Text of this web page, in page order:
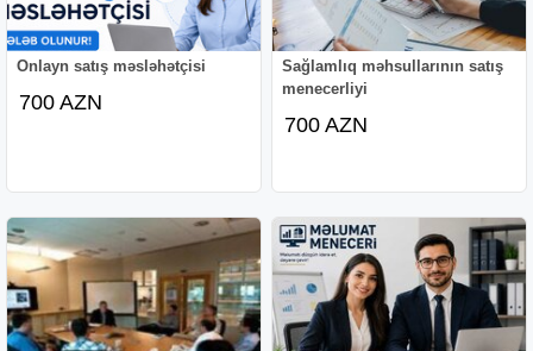
Onlayn satış məsləhətçisi
700 AZN
Sağlamlıq məhsullarının satış
menecerliyi
700 AZN